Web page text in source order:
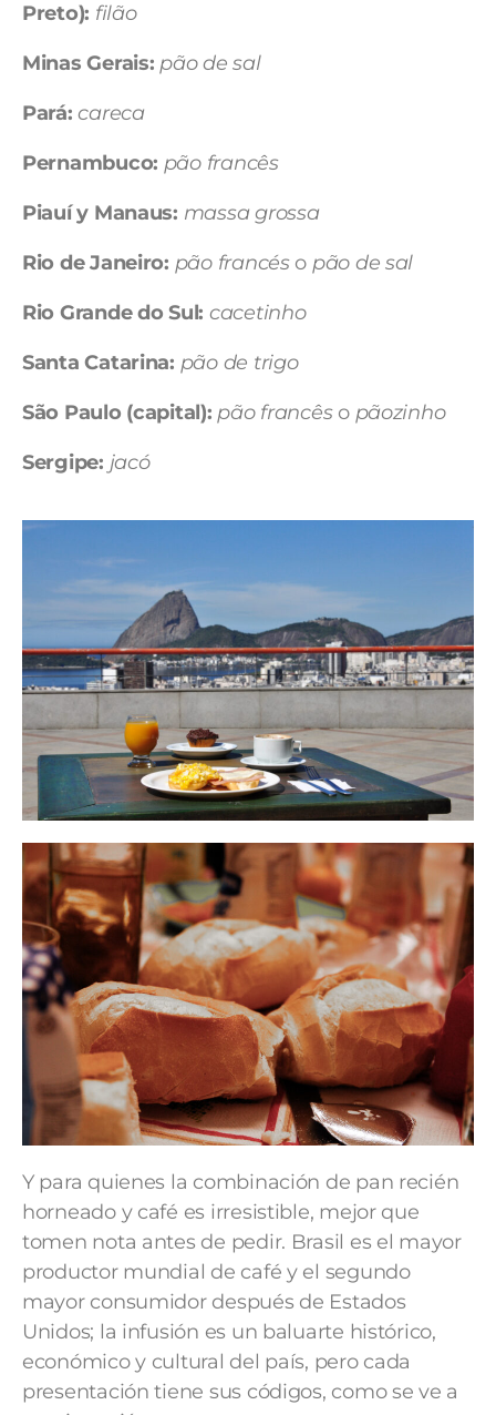
Preto): filão
Minas Gerais: pão de sal
Pará:careca
Pernambuco: pão francês
Piauí y Manaus: massa grossa
Rio de Janeiro: pão francés o pão de sal
Rio Grande do Sul: cacetinho
Santa Catarina: pão de trigo
São Paulo (capital): pão francês o pãozinho
Sergipe: jacó
Y para quienes la combinación de pan recién
horneado y café es irresistible, mejor que
tomen nota antes de pedir. Brasil es el mayor
productor mundial de café y el segundo
mayor consumidor después de Estados
Unidos; la infusión es un baluarte histórico,
económico y cultural del país, pero cada
presentación tiene sus códigos, como se ve a